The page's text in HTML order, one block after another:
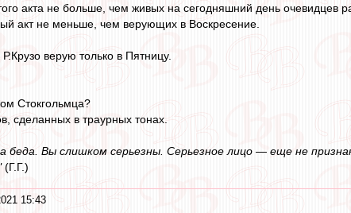
акта не больше, чем живых на сегодняшний день очевидцев
акт не меньше, чем верующих в Воскресение.
верую только в Пятницу.
Стокгольмца?
сделанных в траурных тонах.
беда. Вы слишком серьезны. Серьезное лицо — еще не
(Г.Г.)
15:43